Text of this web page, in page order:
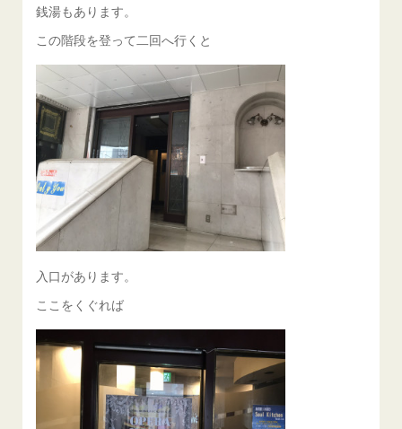
銭湯もあります。
この階段を登って二回へ行くと
入口があります。
ここをくぐれば